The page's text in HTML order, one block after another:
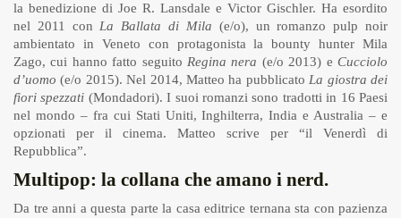
la benedizione di Joe R. Lansdale e Victor Gischler. Ha esordito
nel 2011 con La Ballata di Mila (e/o), un romanzo pulp noir
ambientato in Veneto con protagonista la bounty hunter Mila
Zago, cui hanno fatto seguito Regina nera (e/o 2013) e Cucciolo
d’uomo (e/o 2015). Nel 2014, Matteo ha pubblicato La giostra dei
fiori spezzati (Mondadori). I suoi romanzi sono tradotti in 16 Paesi
nel mondo – fra cui Stati Uniti, Inghilterra, India e Australia – e
opzionati per il cinema. Matteo scrive per “il Venerdì di
Repubblica”.
Multipop: la collana che amano i nerd.
Da tre anni a questa parte la casa editrice ternana sta con pazienza